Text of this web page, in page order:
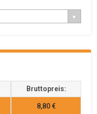
Bruttopreis:
8,80 €